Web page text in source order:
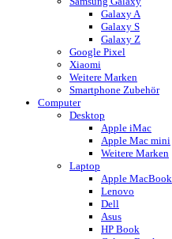
Galaxy A
Galaxy S
Galaxy Z
Google Pixel
Xiaomi
Weitere Marken
Smartphone Zubehör
Computer
Desktop
Apple iMac
Apple Mac mini
Weitere Marken
Laptop
Apple MacBook
Lenovo
Dell
Asus
HP Book